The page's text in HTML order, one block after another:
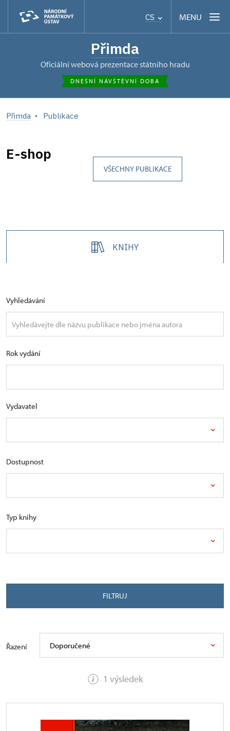
CS MENU
Přimda
oficiální webová prezentace státního hradu
DNEŠNÍ NÁVŠTĚVNÍ DOBA
Přimda Publikace
E-shop
VŠECHNY PUBLIKACE
KNIHY
Vyhledávání
Rok vydání
Vydavatel
Dostupnost
Typ knihy
FILTRUJ
1 výsledek
Řazení Doporučené